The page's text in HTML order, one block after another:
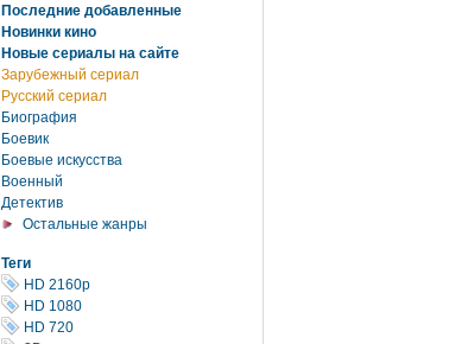
Последние добавленные
Новинки кино
Новые сериалы на сайте
Зарубежный сериал
Русский сериал
Биография
Боевик
Боевые искусства
Военный
Детектив
Остальные жанры
Теги
HD 2160р
HD 1080
HD 720